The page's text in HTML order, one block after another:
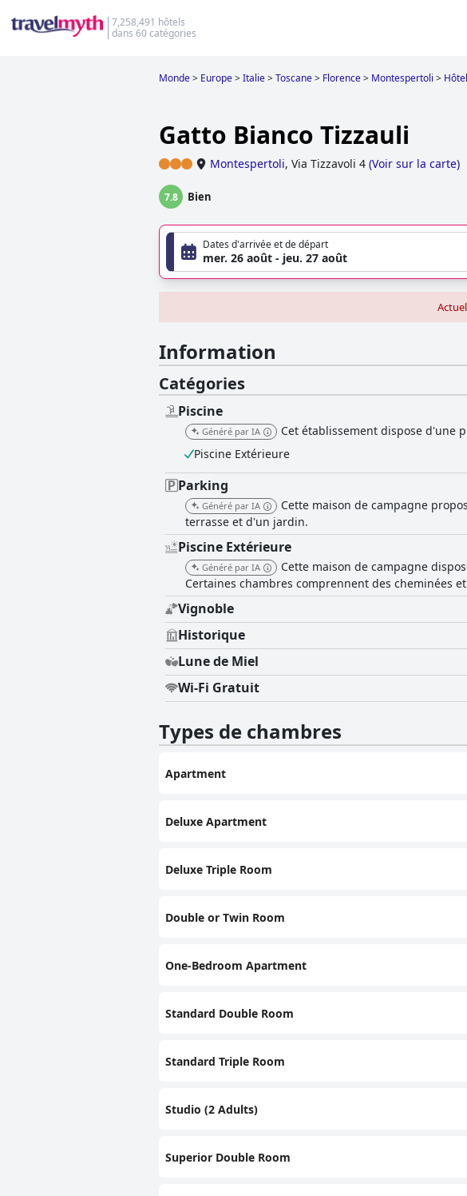
7,258,491 hôtels
dans 60 catégories
Monde> Europe>Italie>Toscane> Florence> Montespertoli >
Gatto Bianco Tizzauli
Montespertoli, Via Tizzavoli 4 (Voir sur la carte)
7.8 Bien
Dates d'arrivée et de départ
mer. 26 août - jeu. 27 août
Information
Catégories
Piscine
Généré par IA
Cet établissement dispose d'une
Piscine Extérieure
Parking
Généré par IA
Cette maison de campagne
terrasse et d'un jardin.
Piscine Extérieure
Généré par IA
Cette maison de campagne
Certaines chambres comprennent des cheminées
Vignoble
Historique
Lune de Miel
Wi-Fi Gratuit
Types de chambres
Apartment
Deluxe Apartment
Deluxe Triple Room
Double or Twin Room
One-Bedroom Apartment
Standard Double Room
Standard Triple Room
Studio (2 Adults)
Superior Double Room